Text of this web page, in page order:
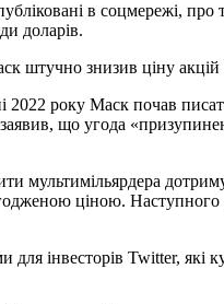
в соцмережі,
доларів.
штучно знизив ціну
2022 року Маск почав
що угода
мультимільярдера
ціною.
для інвесторів Twitter, які